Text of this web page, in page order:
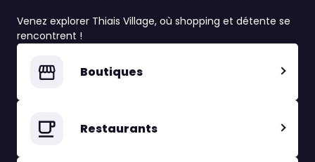
Venez explorer Thiais Village, où shopping et détente se
rencontrent !
Boutiques
Restaurants